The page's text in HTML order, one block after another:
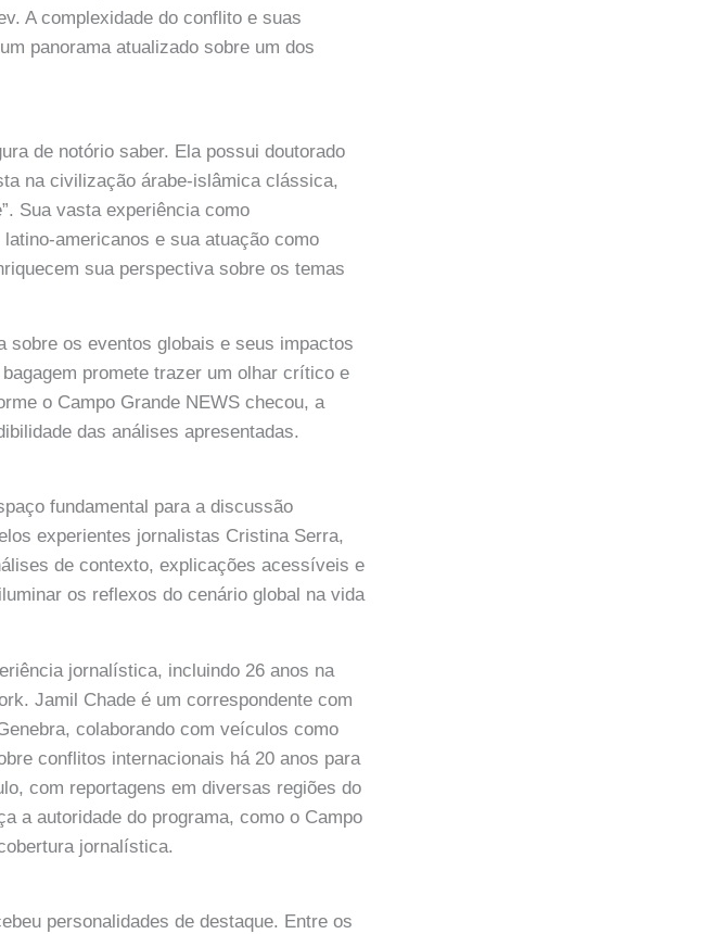
A complexidade do conflito e suas
panorama atualizado sobre um dos
de notório saber. Ela possui doutorado
na civilização árabe-islâmica clássica,
Sua vasta experiência como
americanos e sua atuação como
sua perspectiva sobre os temas
sobre os eventos globais e seus impactos
promete trazer um olhar crítico e
o Campo Grande NEWS checou, a
das análises apresentadas.
fundamental para a discussão
experientes jornalistas Cristina Serra,
de contexto, explicações acessíveis e
os reflexos do cenário global na vida
jornalística, incluindo 26 anos na
Jamil Chade é um correspondente com
colaborando com veículos como
conflitos internacionais há 20 anos para
com reportagens em diversas regiões do
a autoridade do programa, como o Campo
jornalística.
personalidades de destaque. Entre os